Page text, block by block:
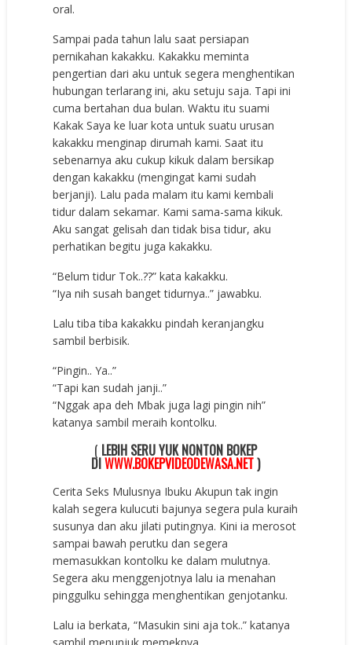
oral.
Sampai pada tahun lalu saat persiapan
pernikahan kakakku. Kakakku meminta
pengertian dari aku untuk segera menghentikan
hubungan terlarang ini, aku setuju saja. Tapi ini
cuma bertahan dua bulan. Waktu itu suami
Kakak Saya ke luar kota untuk suatu urusan
kakakku menginap dirumah kami. Saat itu
sebenarnya aku cukup kikuk dalam bersikap
dengan kakakku (mengingat kami sudah
berjanji). Lalu pada malam itu kami kembali
tidur dalam sekamar. Kami sama-sama kikuk.
Aku sangat gelisah dan tidak bisa tidur, aku
perhatikan begitu juga kakakku.
“Belum tidur Tok..??” kata kakakku.
“Iya nih susah banget tidurnya..” jawabku.
Lalu tiba tiba kakakku pindah keranjangku
sambil berbisik.
“Pingin.. Ya..”
“Tapi kan sudah janji..”
“Nggak apa deh Mbak juga lagi pingin nih”
katanya sambil meraih kontolku.
( LEBIH SERU YUK NONTON BOKEP
DIWWW.BOKEPVIDEODEWASA.NET)
Cerita Seks Mulusnya Ibuku Akupun tak ingin
kalah segera kulucuti bajunya segera pula kuraih
susunya dan aku jilati putingnya. Kini ia merosot
sampai bawah perutku dan segera
memasukkan kontolku ke dalam mulutnya.
Segera aku menggenjotnya lalu ia menahan
pinggulku sehingga menghentikan genjotanku.
Lalu ia berkata, “Masukin sini aja tok..” katanya
sambil menunjuk memeknya.